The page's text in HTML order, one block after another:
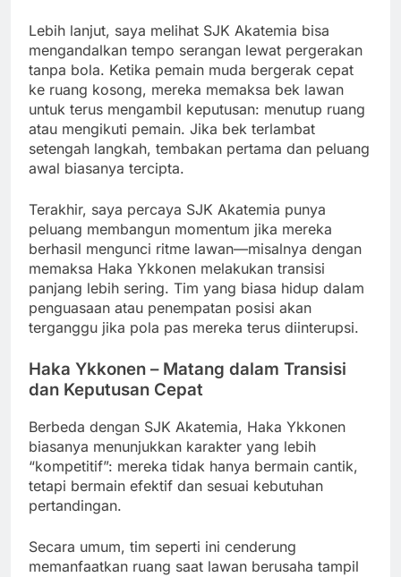
Lebih lanjut, saya melihat SJK Akatemia bisa
mengandalkan tempo serangan lewat pergerakan
tanpa bola. Ketika pemain muda bergerak cepat
ke ruang kosong, mereka memaksa bek lawan
untuk terus mengambil keputusan: menutup ruang
atau mengikuti pemain. Jika bek terlambat
setengah langkah, tembakan pertama dan peluang
awal biasanya tercipta.
Terakhir, saya percaya SJK Akatemia punya
peluang membangun momentum jika mereka
berhasil mengunci ritme lawan—misalnya dengan
memaksa Haka Ykkonen melakukan transisi
panjang lebih sering. Tim yang biasa hidup dalam
penguasaan atau penempatan posisi akan
terganggu jika pola pas mereka terus diinterupsi.
Haka Ykkonen – Matang dalam Transisi
dan Keputusan Cepat
Berbeda dengan SJK Akatemia, Haka Ykkonen
biasanya menunjukkan karakter yang lebih
“kompetitif”: mereka tidak hanya bermain cantik,
tetapi bermain efektif dan sesuai kebutuhan
pertandingan.
Secara umum, tim seperti ini cenderung
memanfaatkan ruang saat lawan berusaha tampil